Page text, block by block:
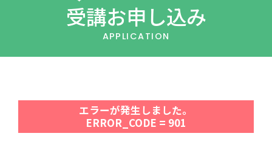
受講お申し込み
APPLICATION
エラーが発生しました。
ERROR_CODE = 901